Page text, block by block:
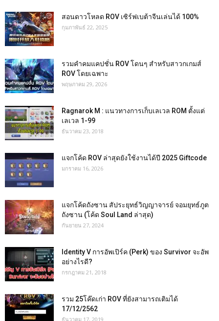
สอนดาวโหลด ROV เซิร์ฟเบต้าจีนเล่นได้ 100%
กุมภาพันธ์ 22, 2025
รวมคำคมแคปชั่น ROV โดนๆ สำหรับสาวกเกมส์
ROV โดยเฉพาะ
พฤษภาคม 29, 2026
Ragnarok M : แนวทางการเก็บเลเวล ROM ตั้งแต่
เลเวล 1-99
ธันวาคม 23, 2018
แจกโค้ด ROV ล่าสุดยังใช้งานได้ปี 2025 Giftcode
มกราคม 16, 2026
แจกโค้ดถังซาน สัประยุทธ์วิญญาจารย์ จอมยุทธ์ภูต
ถังซาน (โค้ด Soul Land ล่าสุด)
กันยายน 27, 2024
Identity V การอัพเปิร์ค (Perk) ของ Survivor จะอัพ
อย่างไรดี?
กรกฎาคม 21, 2018
รวม 25โค๊ดเก่า ROV ที่ยังสามารถเติมได้
17/12/2562
ธันวาคม 17, 2019